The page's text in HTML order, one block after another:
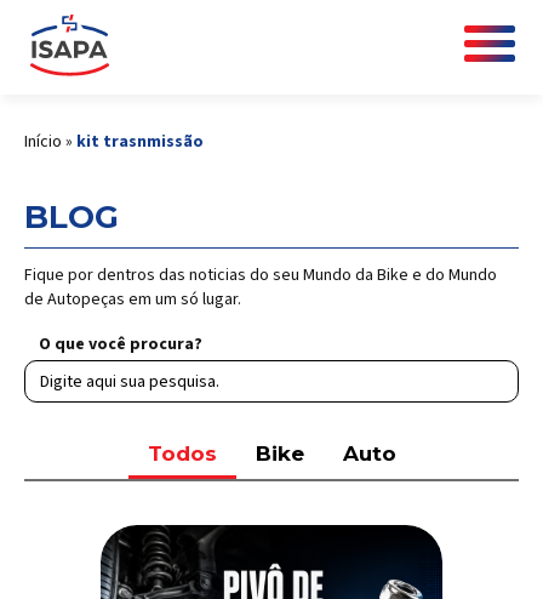
Início » kit trasnmissão
BLOG
Fique por dentros das noticias do seu Mundo da Bike e do Mundo
de Autopeças em um só lugar.
O que você procura?
Todos Bike Auto